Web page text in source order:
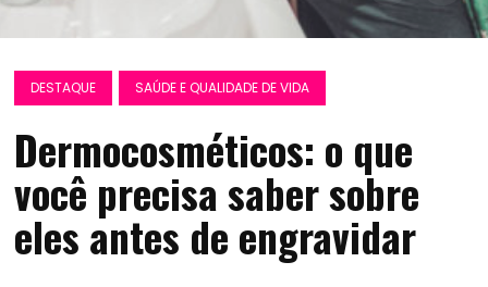
DESTAQUE SAÚDE E QUALIDADE DE VIDA
Dermocosméticos: o que
você precisa saber sobre
eles antes de engravidar